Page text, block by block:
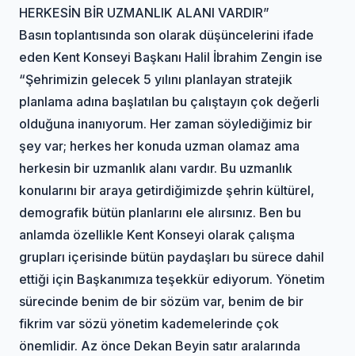
HERKESİN BİR UZMANLIK ALANI VARDIR”
Basın toplantısında son olarak düşüncelerini ifade
eden Kent Konseyi Başkanı Halil İbrahim Zengin ise
“Şehrimizin gelecek 5 yılını planlayan stratejik
planlama adına başlatılan bu çalıştayın çok değerli
olduğuna inanıyorum. Her zaman söylediğimiz bir
şey var; herkes her konuda uzman olamaz ama
herkesin bir uzmanlık alanı vardır. Bu uzmanlık
konularını bir araya getirdiğimizde şehrin kültürel,
demografik bütün planlarını ele alırsınız. Ben bu
anlamda özellikle Kent Konseyi olarak çalışma
grupları içerisinde bütün paydaşları bu sürece dahil
ettiği için Başkanımıza teşekkür ediyorum. Yönetim
sürecinde benim de bir sözüm var, benim de bir
fikrim var sözü yönetim kademelerinde çok
önemlidir. Az önce Dekan Beyin satır aralarında